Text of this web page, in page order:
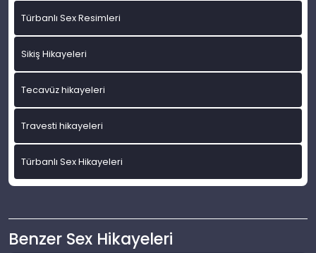
Türbanlı Sex Resimleri
Sikiş Hikayeleri
Tecavüz hikayeleri
Travesti hikayeleri
Türbanlı Sex Hikayeleri
Benzer Sex Hikayeleri